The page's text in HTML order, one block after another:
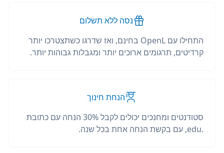
נסה ללא תשלום
התחילו עם OpenL בחינם, ואז שדרגו כשתצטרכו יותר
קרדיטים, תרגומים ארוכים יותר ומגבלות גבוהות יותר.
הנחת חינוך
סטודנטים ומחנכים יכולים לקבל 30% הנחה עם כתובת
.edu, עם בקשת הנחה אחת בכל שנה.